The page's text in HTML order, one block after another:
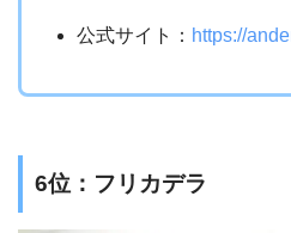
公式サイト： https://
6位：フリカデラ